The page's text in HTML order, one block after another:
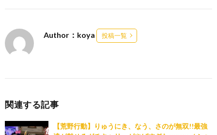
Author：koya 投稿一覧
関連する記事
【荒野行動】りゅうにき、なう、さのが無双!!最強